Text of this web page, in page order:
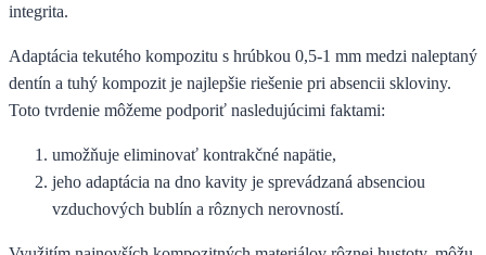
integrita.
Adaptácia tekutého kompozitu s hrúbkou 0,5-1 mm medzi naleptaný
dentín a tuhý kompozit je najlepšie riešenie pri absencii skloviny.
Toto tvrdenie môžeme podporiť nasledujúcimi faktami:
umožňuje eliminovať kontrakčné napätie,
jeho adaptácia na dno kavity je sprevádzaná absenciou
vzduchových bublín a rôznych nerovností.